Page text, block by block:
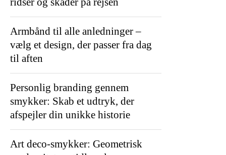
Armbånd til alle anledninger –
vælg et design, der passer fra dag
til aften
Personlig branding gennem
smykker: Skab et udtryk, der
afspejler din unikke historie
Art deco-smykker: Geometrisk